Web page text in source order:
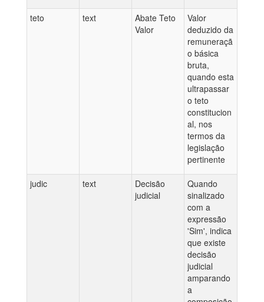
teto text
Abate Teto
Valor
Valor
deduzido da
remuneraçã
o básica
bruta,
quando esta
ultrapassar
o teto
constitucion
al, nos
termos da
legislação
pertinente
judic text
Decisão
judicial
Quando
sinalizado
com a
expressão
'Sim', indica
que existe
decisão
judicial
amparando
a